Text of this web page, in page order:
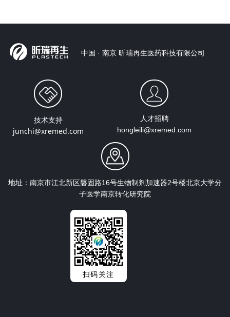
中国 · 南京 昕瑞再生医药科技有限公司
扫码关注
技术支持
junchi@xremed.com
人才招聘
hongleili@xremed.com
地址： 南京市江北新区磐固路16号生物制剂加速器2号楼北京大学分
子医学南京转化研究院